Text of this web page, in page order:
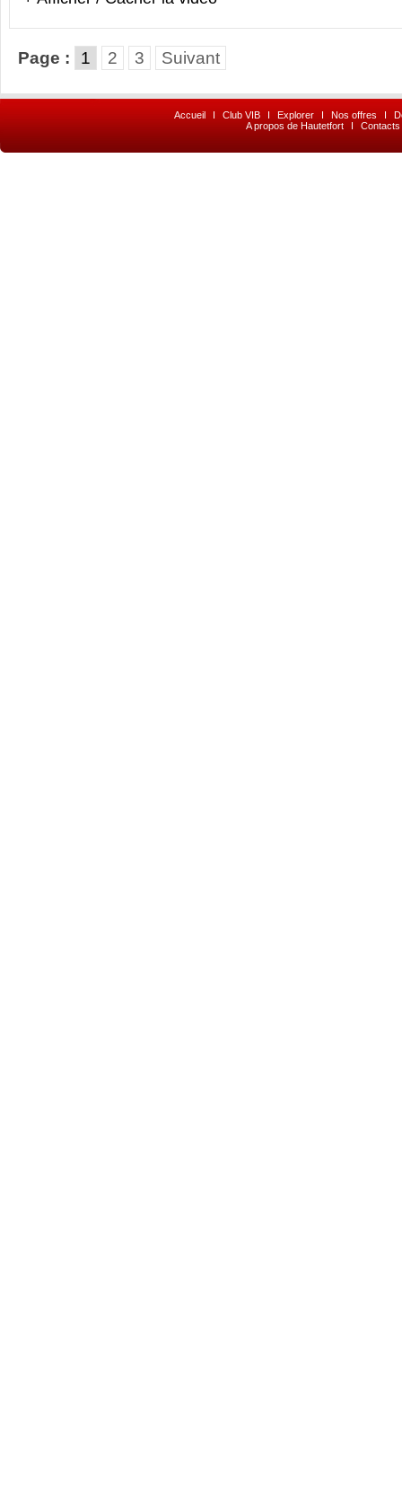
Page : 1 2 3 Suivant
Accueil I Club VIB I Explorer I Nos offres I
A propos de Hautetfort
I Contacts